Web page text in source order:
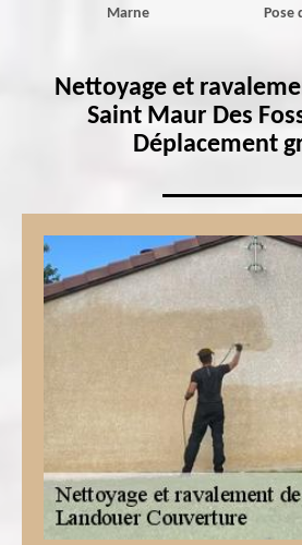
Marne
Pose
Nettoyage et
Saint Maur Des
Déplacement